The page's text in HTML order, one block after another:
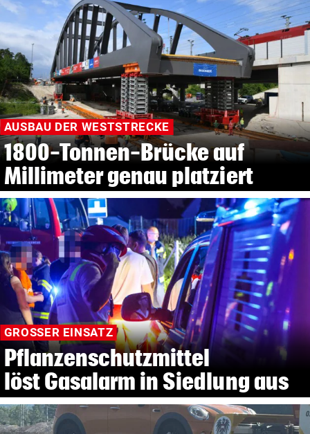
AUSBAU DER WESTSTRECKE
1800-Tonnen-Brücke auf
Millimeter genau platziert
GROSSER EINSATZ
Pflanzenschutzmittel
löst Gasalarm in Siedlung aus